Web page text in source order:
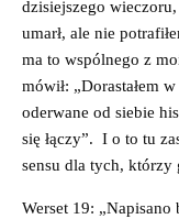
dzisiejszego
umarł, ale nie
ma to wspólnego z
mówił: „Dorastałem
oderwane od siebie
się łączy”. I o to tu
sensu dla tych, którzy
Werset 19: